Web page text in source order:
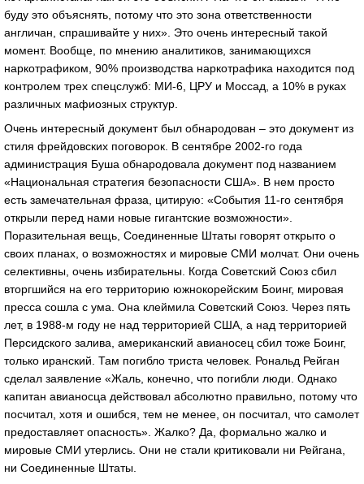
буду это объяснять, потому что это зона ответственности
англичан, спрашивайте у них». Это очень интересный такой
момент. Вообще, по мнению аналитиков, занимающихся
наркотрафиком, 90% производства наркотрафика находится под
контролем трех спецслужб: МИ-6, ЦРУ и Моссад, а 10% в руках
различных мафиозных структур.
Очень интересный документ был обнародован – это документ из
стиля фрейдовских поговорок. В сентябре 2002-го года
администрация Буша обнародовала документ под названием
«Национальная стратегия безопасности США». В нем просто
есть замечательная фраза, цитирую: «События 11-го сентября
открыли перед нами новые гигантские возможности».
Поразительная вещь, Соединенные Штаты говорят открыто о
своих планах, о возможностях и мировые СМИ молчат. Они очень
селективны, очень избирательны. Когда Советский Союз сбил
вторгшийся на его территорию южнокорейским Боинг, мировая
пресса сошла с ума. Она клеймила Советский Союз. Через пять
лет, в 1988-м году не над территорией США, а над территорией
Персидского залива, американский авианосец сбил тоже Боинг,
только иранский. Там погибло триста человек. Рональд Рейган
сделал заявление «Жаль, конечно, что погибли люди. Однако
капитан авианосца действовал абсолютно правильно, потому что
посчитал, хотя и ошибся, тем не менее, он посчитал, что самолет
предоставляет опасность». Жалко? Да, формально жалко и
мировые СМИ утерлись. Они не стали критиковали ни Рейгана,
ни Соединенные Штаты.